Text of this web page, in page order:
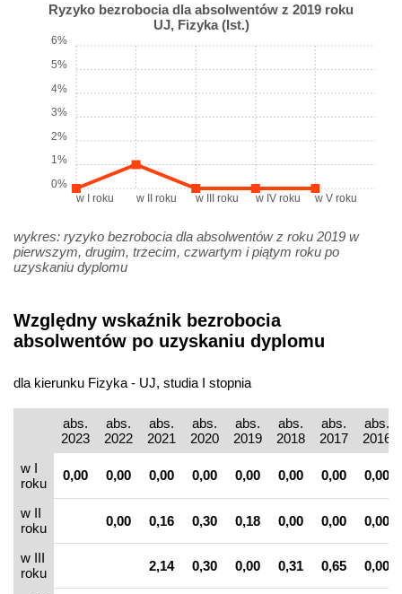
Ryzyko bezrobocia dla absolwentów z 2019 roku
UJ, Fizyka (Ist.)
w I roku w II roku w III roku w IV roku w V roku
0%
1%
2%
3%
4%
5%
6%
wykres: ryzyko bezrobocia dla absolwentów z roku 2019 w
pierwszym, drugim, trzecim, czwartym i piątym roku po
uzyskaniu dyplomu
Względny wskaźnik bezrobocia
absolwentów po uzyskaniu dyplomu
dla kierunku Fizyka - UJ, studia I stopnia
abs.
2023
abs.
2022
abs.
2021
abs.
2020
abs.
2019
abs.
2018
abs.
2017
abs.
2016
w I
roku
0,00 0,00 0,00 0,00 0,00 0,00 0,00 0,00
w II
roku
0,00 0,16 0,30 0,18 0,00 0,00 0,00
w III
roku
2,14 0,30 0,00 0,31 0,65 0,00